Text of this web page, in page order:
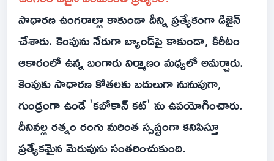
సాధారణ ఉంగరాల్లా కాకుండా దీన్ని ప్రత్యేకంగా డిజైన్
చేశారు. కెంపును నేరుగా బ్యాండ్‌పై కాకుండా, కిరీటం
ఆకారంలో ఉన్న బంగారు నిర్మాణం మధ్యలో అమర్చారు.
కెంపుకు సాధారణ కోతలకు బదులుగా నునుపుగా,
గుండ్రంగా ఉండే 'కబోకాన్ కట్' ను ఉపయోగించారు.
దీనివల్ల రత్నం రంగు మరింత స్పష్టంగా కనిపిస్తూ
ప్రత్యేకమైన మెరుపును సంతరించుకుంది.